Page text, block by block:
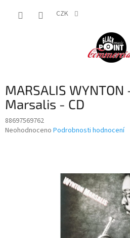
CZK
MARSALIS
Marsalis - CD
88697569762
Průměrné
Neohodnoceno Podrobnosti hodnocení